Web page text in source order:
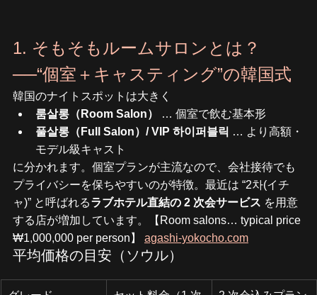
1. そもそもルームサロンとは？
──“個室＋キャスティング”の韓国式
韓国のナイトスポットは大きく
룸살롱（Room Salon）
… 個室で飲む基本形
풀살롱（Full Salon）/ VIP 하이퍼블릭 … より高額・
モデル級キャスト
に分かれます。個室プランが主流なので、会社接待でも
プライバシーを保ちやすいのが特徴。最近は “2차(イチ
ャ)” と呼ばれるラブホテル直結の 2 次会サービス を用意
する店が増加しています。【Room salons… typical price
₩1,000,000 per person】 agashi-yokocho.com
平均価格の目安（ソウル）